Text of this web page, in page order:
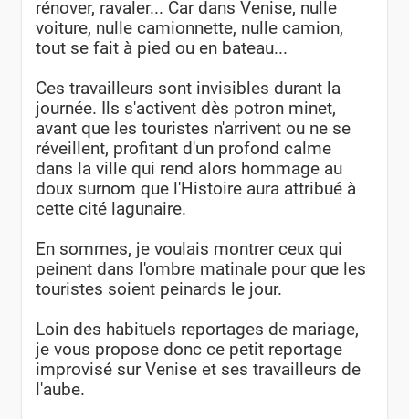
rénover, ravaler... Car dans Venise, nulle
voiture, nulle camionnette, nulle camion,
tout se fait à pied ou en bateau...
Ces travailleurs sont invisibles durant la
journée. Ils s'activent dès potron minet,
avant que les touristes n'arrivent ou ne se
réveillent, profitant d'un profond calme
dans la ville qui rend alors hommage au
doux surnom que l'Histoire aura attribué à
cette cité lagunaire.
En sommes, je voulais montrer ceux qui
peinent dans l'ombre matinale pour que les
touristes soient peinards le jour.
Loin des habituels reportages de mariage,
je vous propose donc ce petit reportage
improvisé sur Venise et ses travailleurs de
l'aube.